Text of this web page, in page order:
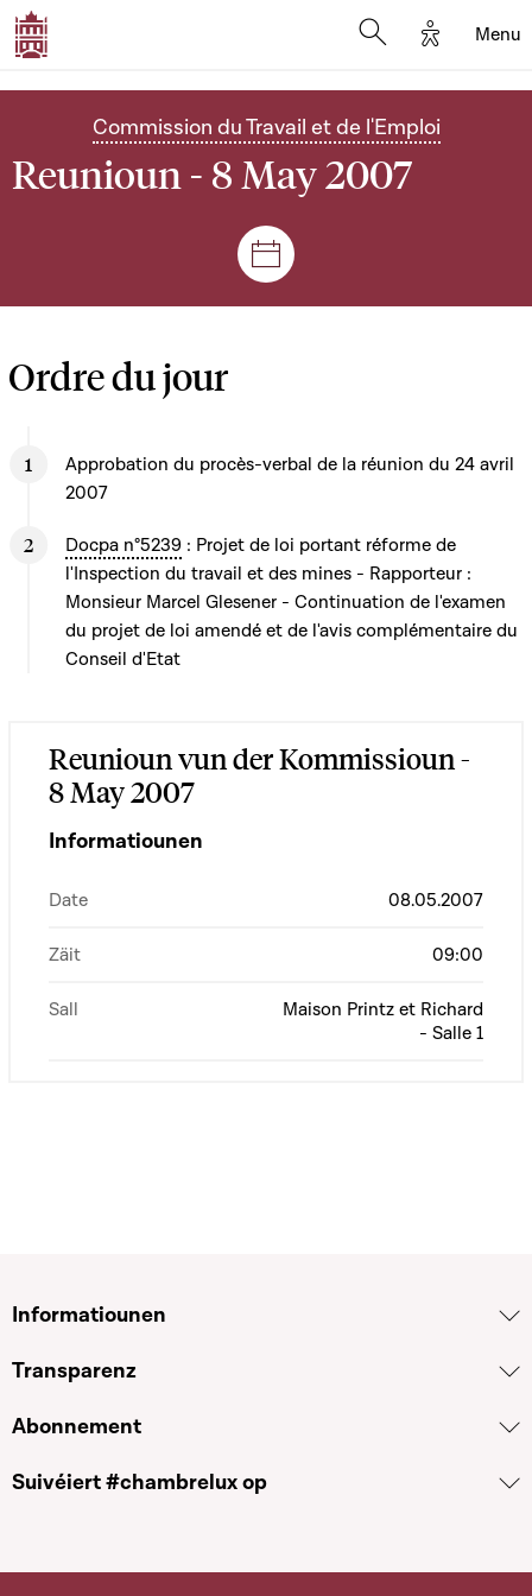
Options
Menu
Commission du Travail et de l'Emploi
Reunioun - 8 May 2007
Sëtzungen a Reuniounen
Ordre du jour
Approbation du procès-verbal de la réunion du 24 avril
2007
Docpa n°5239 : Projet de loi portant réforme de
l'Inspection du travail et des mines - Rapporteur :
Monsieur Marcel Glesener - Continuation de l'examen
du projet de loi amendé et de l'avis complémentaire du
Conseil d'Etat
Reunioun vun der Kommissioun -
8 May 2007
Informatiounen
Date 08.05.2007
Zäit 09:00
Sall
Maison Printz et Richard
- Salle 1
Informatiounen
Transparenz
Abonnement
Suivéiert #chambrelux op